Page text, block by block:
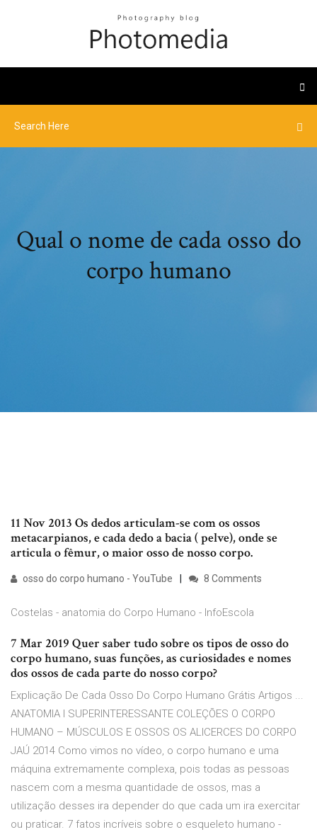
Qual o nome de cada osso do
corpo humano
11 Nov 2013 Os dedos articulam-se com os ossos
metacarpianos, e cada dedo a bacia ( pelve), onde se
articula o fêmur, o maior osso de nosso corpo.
osso do corpo humano - YouTube 8 Comments
Costelas - anatomia do Corpo Humano - InfoEscola
7 Mar 2019 Quer saber tudo sobre os tipos de osso do
corpo humano, suas funções, as curiosidades e nomes
dos ossos de cada parte do nosso corpo?
Explicação De Cada Osso Do Corpo Humano Grátis Artigos ...
ANATOMIA I SUPERINTERESSANTE COLEÇÕES O CORPO
HUMANO – MÚSCULOS E OSSOS OS ALICERCES DO CORPO
JAÚ 2014 Como vimos no vídeo, o corpo humano e uma
máquina extremamente complexa, pois todas as pessoas
nascem com a mesma quantidade de ossos, mas a
utilização desses ira depender do que cada um ira exercitar
ou praticar. 7 fatos incríveis sobre o esqueleto humano -